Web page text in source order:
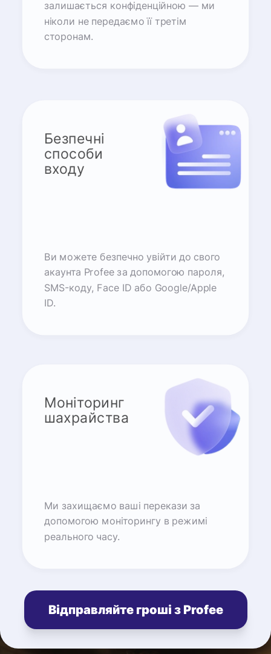
залишається конфіденційною — ми
ніколи не передаємо її третім
сторонам.
Безпечні
способи
входу
Ви можете безпечно увійти до свого
акаунта Profee за допомогою пароля,
SMS-коду, Face ID або Google/Apple
ID.
Моніторинг
шахрайства
Ми захищаємо ваші перекази за
допомогою моніторингу в режимі
реального часу.
Відправляйте гроші з Profee